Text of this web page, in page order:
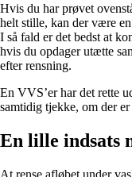
Hvis du har prøvet
helt stille, kan der være
I så fald er det bedst at
hvis du opdager utætte
efter rensning.
En VVS’er har det rette
samtidig tjekke, om der
En lille indsats
At rense afløbet under